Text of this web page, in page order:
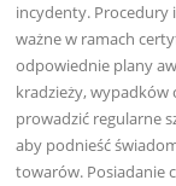
incydenty. Procedury
ważne w ramach
odpowiednie plany
kradzieży, wypadków
prowadzić regularne
aby podnieść
towarów. Posiadanie